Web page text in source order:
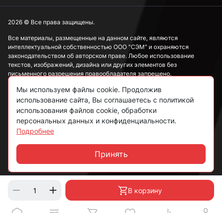
В корзину
4 мм
4,2 мм
4,4 мм
Все материалы, размещенные на данном сайте, являются
интеллектуальной собственностью ООО "СЭМ" и охраняются
законодательством об авторском праве. Любое использование
текстов, изображений, дизайна или других элементов без
письменного разрешения правообладателя запрещено.
Информация, представленная на сайте, носит исключительно
ознакомительный характер и не может рассматриваться как
публичная оферта в соответствии со ст. 437 ГК РФ.
Политика конфиденциальности
Согласие на обработку данных
Пользовательское соглашение
2026 © Все права защищены.
Мы используем файлы cookie. Продолжив
использование сайта, Вы соглашаетесь с политикой
использования файлов cookie, обработки
персональных данных и конфиденциальности.
Подробнее
Принять
Чат